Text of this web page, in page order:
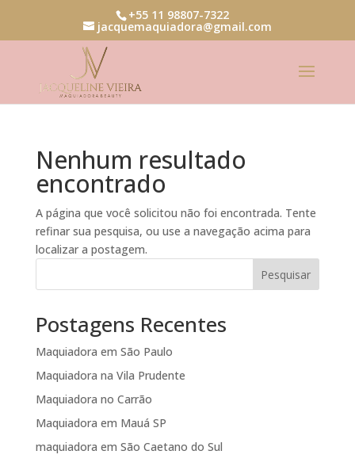
+55 11 98807-7322
jacquemaquiadora@gmail.com
Nenhum resultado
encontrado
A página que você solicitou não foi encontrada. Tente
refinar sua pesquisa, ou use a navegação acima para
localizar a postagem.
Pesquisar
Postagens Recentes
Maquiadora em São Paulo
Maquiadora na Vila Prudente
Maquiadora no Carrão
Maquiadora em Mauá SP
maquiadora em São Caetano do Sul